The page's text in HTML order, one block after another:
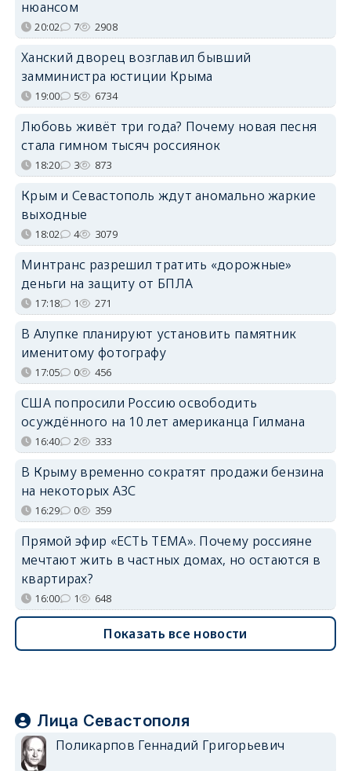
нюансом
20:02 7 2908
Ханский дворец возглавил бывший
замминистра юстиции Крыма
19:00 5 6734
Любовь живёт три года? Почему новая песня
стала гимном тысяч россиянок
18:20 3 873
Крым и Севастополь ждут аномально жаркие
выходные
18:02 4 3079
Минтранс разрешил тратить «дорожные»
деньги на защиту от БПЛА
17:18 1 271
В Алупке планируют установить памятник
именитому фотографу
17:05 0 456
США попросили Россию освободить
осуждённого на 10 лет американца Гилмана
16:40 2 333
В Крыму временно сократят продажи бензина
на некоторых АЗС
16:29 0 359
Прямой эфир «ЕСТЬ ТЕМА». Почему россияне
мечтают жить в частных домах, но остаются в
квартирах?
16:00 1 648
Показать все новости
Лица Севастополя
Поликарпов Геннадий Григорьевич